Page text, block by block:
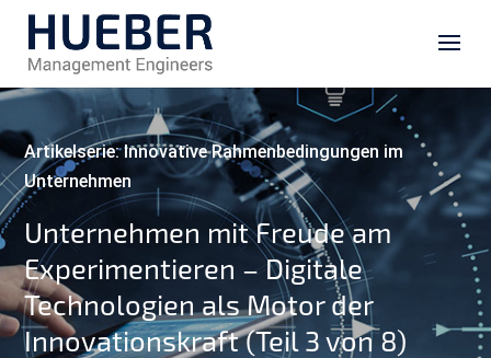
Artikelserie: Innovative Rahmenbedingungen im
Unternehmen
Unternehmen mit Freude am
Experimentieren – Digitale
Technologien als Motor der
Innovationskraft (Teil 3 von 8)